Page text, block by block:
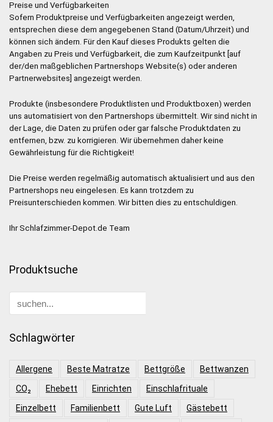
Preise und Verfügbarkeiten
Sofern Produktpreise und Verfügbarkeiten angezeigt werden,
entsprechen diese dem angegebenen Stand (Datum/Uhrzeit) und
können sich ändern. Für den Kauf dieses Produkts gelten die
Angaben zu Preis und Verfügbarkeit, die zum Kaufzeitpunkt [auf
der/den maßgeblichen Partnershops Website(s) oder anderen
Partnerwebsites] angezeigt werden.
Produkte (insbesondere Produktlisten und Produktboxen) werden
uns automatisiert von den Partnershops übermittelt. Wir sind nicht in
der Lage, die Daten zu prüfen oder gar falsche Produktdaten zu
entfernen, bzw. zu korrigieren. Wir übernehmen daher keine
Gewährleistung für die Richtigkeit!
Die Preise werden regelmäßig automatisch aktualisiert und aus den
Partnershops neu eingelesen. Es kann trotzdem zu
Preisunterschieden kommen. Wir bitten dies zu entschuldigen.
Ihr Schlafzimmer-Depot.de Team
Produktsuche
Schlagwörter
Allergene Beste Matratze Bettgröße
Bettwanzen
CO₂
Ehebett Einrichten
Einschlafrituale
Einzelbett
Familienbett Gute Luft Gästebett